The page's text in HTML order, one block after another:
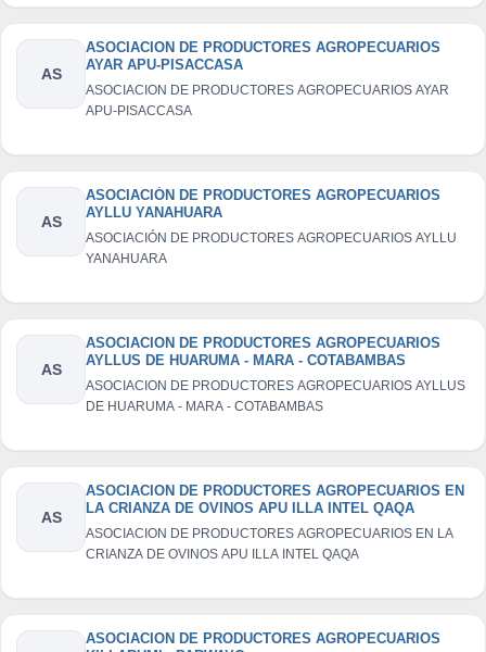
AS
ASOCIACION DE PRODUCTORES AGROPECUARIOS
AYAR APU-PISACCASA
ASOCIACION DE PRODUCTORES AGROPECUARIOS AYAR
APU-PISACCASA
AS
ASOCIACIÓN DE PRODUCTORES AGROPECUARIOS
AYLLU YANAHUARA
ASOCIACIÓN DE PRODUCTORES AGROPECUARIOS AYLLU
YANAHUARA
AS
ASOCIACION DE PRODUCTORES AGROPECUARIOS
AYLLUS DE HUARUMA - MARA - COTABAMBAS
ASOCIACION DE PRODUCTORES AGROPECUARIOS AYLLUS
DE HUARUMA - MARA - COTABAMBAS
AS
ASOCIACION DE PRODUCTORES AGROPECUARIOS EN
LA CRIANZA DE OVINOS APU ILLA INTEL QAQA
ASOCIACION DE PRODUCTORES AGROPECUARIOS EN LA
CRIANZA DE OVINOS APU ILLA INTEL QAQA
ASOCIACION DE PRODUCTORES AGROPECUARIOS